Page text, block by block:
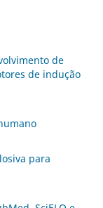
de
de indução
para